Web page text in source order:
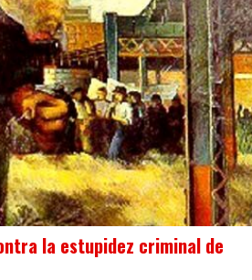
la estupidez criminal de